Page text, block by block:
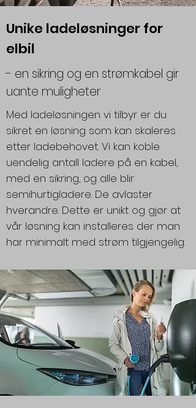
Unike ladeløsninger for
elbil
- en sikring og en strømkabel gir
uante muligheter
Med ladeløsningen vi tilbyr er du
sikret en løsning som kan skaleres
etter ladebehovet. Vi kan koble
uendelig antall ladere på en kabel,
med en sikring, og alle blir
semihurtigladere. De avlaster
hverandre. Dette er unikt og gjør at
vår løsning kan installeres der man
har minimalt med strøm tilgjengelig.